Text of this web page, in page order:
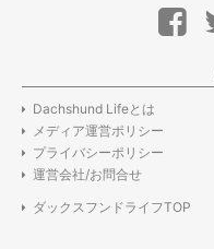
Dachshund Lifeとは
メディア運営ポリシー
プライバシーポリシー
運営会社/お問合せ
ダックスフンドライフTOP